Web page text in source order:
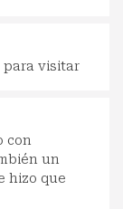
para visitar
con
un
hizo que